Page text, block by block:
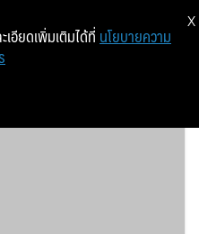
อียดเพิ่มเติมได้ที่ นโยบายความ
X